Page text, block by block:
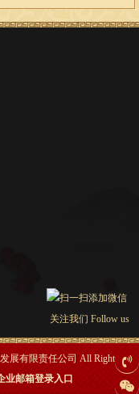
关注我们 Follow us
展有限责任公司 All Rights
业邮箱登录入口